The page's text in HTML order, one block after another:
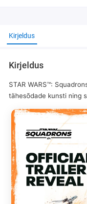
Kirjeldus
Kirjeldus
STAR WARS™:
tähesõdade kunsti ning